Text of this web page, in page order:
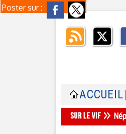
Poster sur :
ACCUEIL